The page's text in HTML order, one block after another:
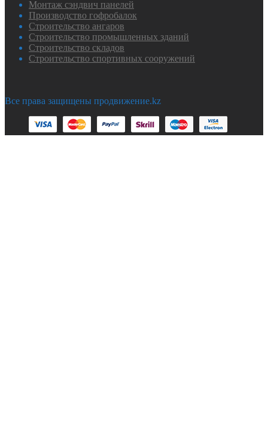
Монтаж сэндвич панелей
Производство гофробалок
Строительство ангаров
Строительство промышленных зданий
Строительство складов
Строительство спортивных сооружений
Все права защищены продвижение.kz